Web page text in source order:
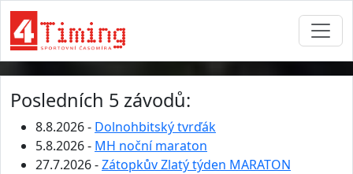
Posledních 5 závodů:
8.8.2026 - Dolnohbitský tvrďák
5.8.2026 - MH noční maraton
27.7.2026 -Zátopkův Zlatý týden MARATON